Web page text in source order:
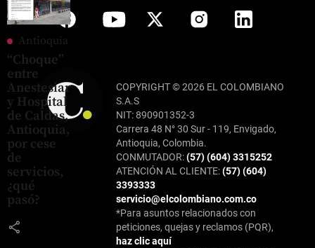
Antioquia
“Choque”
entre
Anestesiar
y Hospital
de Caldas,
Antioquia,
por cese
de
servicios,
¿qué
pasó?
share
COPYRIGHT © 2026 EL COLOMBIANO
S.A.S
NIT: 890901352-3
Carrera 48 N° 30 Sur - 119, Envigado,
Antioquia, Colombia.
CONMUTADOR:(57) (604) 3315252
ATENCIÓN AL CLIENTE:(57) (604)
3393333
servicio@elcolombiano.com.co
*Para asuntos relacionados con
peticiones, quejas y reclamos (PQR),
haz clic aquí